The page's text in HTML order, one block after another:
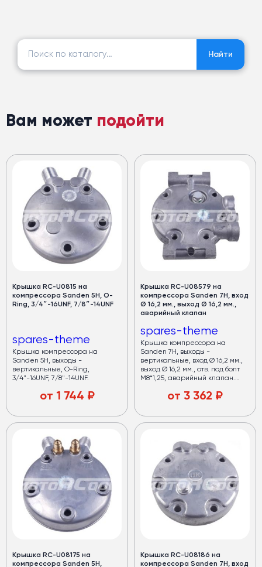
Найти:
Найти
Вам может подойти
Крышка RC-U0815 на
компрессора Sanden 5Н, O-
Ring, 3/4″-16UNF, 7/8″-14UNF
spares-theme
Крышка компрессора на
Sanden 5Н, выходы -
вертикальные, O-Ring,
3/4"-16UNF, 7/8"-14UNF.
от 1 744 ₽
Крышка RC-U08579 на
компрессора Sanden 7H, вход
Ø 16,2 мм., выход Ø 16,2 мм.,
аварийный клапан
spares-theme
Крышка компрессора на
Sanden 7H, выходы -
вертикальные, вход Ø 16,2 мм.,
выход Ø 16,2 мм., отв. под болт
М8*1,25, аварийный клапан.
от 3 362 ₽
Крышка RC-U08175 на
компрессора Sanden 5H,
Крышка RC-U08186 на
компрессора Sanden 7H, вход